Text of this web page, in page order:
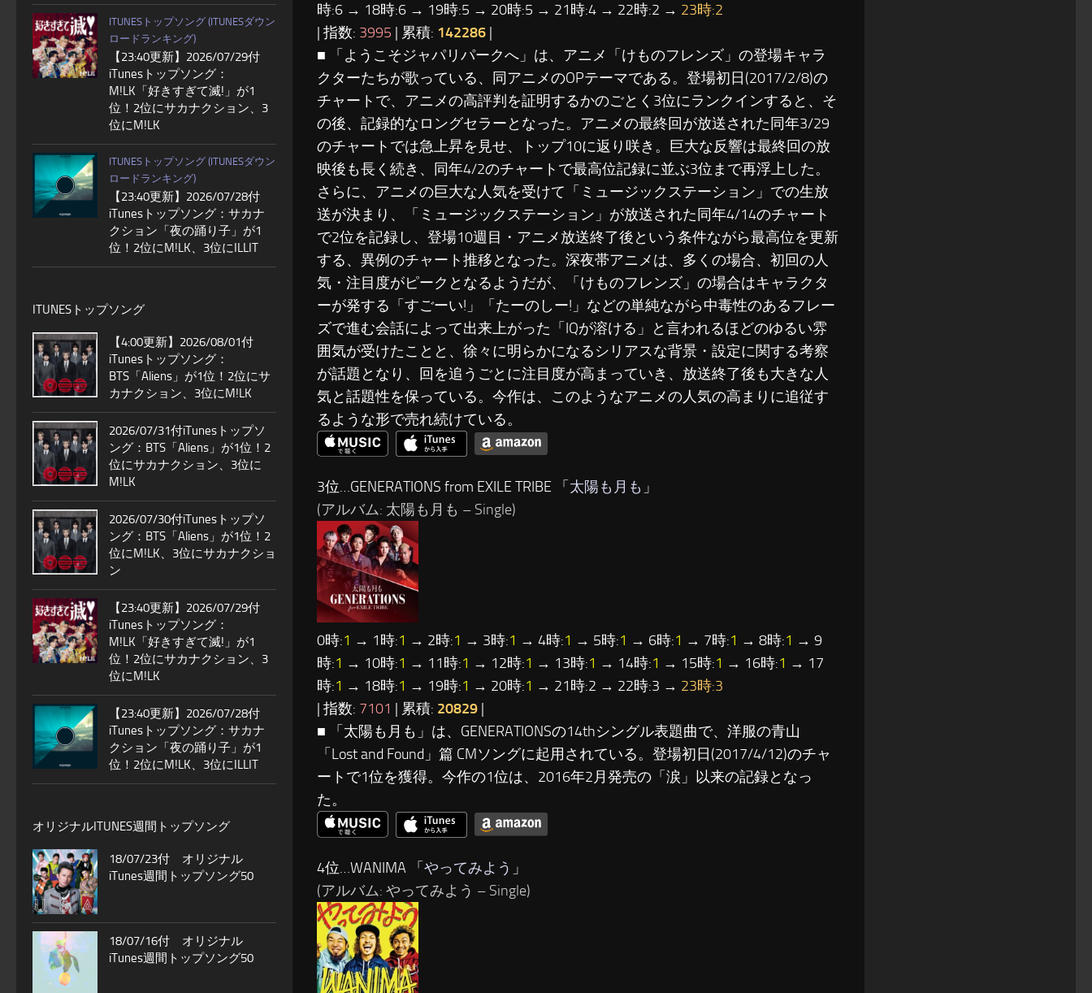
時:6 → 18時:6 → 19時:5 → 20時:5 → 21時:4 → 22時:2 → 23時:2
| 指数: 3995 | 累積: 142286 |
■ 「ようこそジャパリパークへ」は、アニメ「けものフレンズ」の登場キャラ
クターたちが歌っている、同アニメのOPテーマである。登場初日(2017/2/8)の
チャートで、アニメの高評判を証明するかのごとく3位にランクインすると、そ
の後、記録的なロングセラーとなった。アニメの最終回が放送された同年3/29
のチャートでは急上昇を見せ、トップ10に返り咲き。巨大な反響は最終回の放
映後も長く続き、同年4/2のチャートで最高位記録に並ぶ3位まで再浮上した。
さらに、アニメの巨大な人気を受けて「ミュージックステーション」での生放
送が決まり、「ミュージックステーション」が放送された同年4/14のチャート
で2位を記録し、登場10週目・アニメ放送終了後という条件ながら最高位を更新
する、異例のチャート推移となった。深夜帯アニメは、多くの場合、初回の人
気・注目度がピークとなるようだが、「けものフレンズ」の場合はキャラクタ
ーが発する 「すごーい!」「たーのしー!」 などの単純ながら中毒性のあるフレー
ズで進む会話によって出来上がった 「IQが溶ける」 と言われるほどのゆるい雰
囲気が受けたことと、徐々に明らかになるシリアスな背景・設定に関する考察
が話題となり、回を追うごとに注目度が高まっていき、放送終了後も大きな人
気と話題性を保っている。今作は、このようなアニメの人気の高まりに追従す
るような形で売れ続けている。
3位…GENERATIONS from EXILE TRIBE 「 太陽も月も 」
(アルバム: 太陽も月も – Single)
0時:1 → 1時:1 → 2時:1 → 3時:1 → 4時:1 → 5時:1 → 6時:1 → 7時:1 → 8時:1 → 9
時:1 → 10時:1 → 11時:1 → 12時:1 → 13時:1 → 14時:1 → 15時:1 → 16時:1 → 17
時:1 → 18時:1 → 19時:1 → 20時:1 → 21時:2 → 22時:3 → 23時:3
| 指数: 7101 | 累積: 20829 |
■ 「太陽も月も」は、GENERATIONSの14thシングル表題曲で、洋服の青山
「Lost and Found」篇 CMソングに起用されている。登場初日(2017/4/12)のチャ
ートで1位を獲得。今作の1位は、2016年2月発売の「涙」以来の記録となっ
た。
4位…WANIMA 「やってみよう 」
(アルバム: やってみよう – Single)
ITUNESトップソング (ITUNESダウン
ロードランキング)
【23:40更新】2026/07/29付
iTunesトップソング：
M!LK「好きすぎて滅!」が1
位！2位にサカナクション、3
位にM!LK
ITUNESトップソング (ITUNESダウン
ロードランキング)
【23:40更新】2026/07/28付
iTunesトップソング：サカナ
クション「夜の踊り子」が1
位！2位にM!LK、3位にILLIT
ITUNESトップソング
【4:00更新】2026/08/01付
iTunesトップソング：
BTS「Aliens」が1位！2位にサ
カナクション、3位にM!LK
2026/07/31付iTunesトップソ
ング：BTS「Aliens」が1位！2
位にサカナクション、3位に
M!LK
2026/07/30付iTunesトップソ
ング：BTS「Aliens」が1位！2
位にM!LK、3位にサカナクショ
ン
【23:40更新】2026/07/29付
iTunesトップソング：
M!LK「好きすぎて滅!」が1
位！2位にサカナクション、3
位にM!LK
【23:40更新】2026/07/28付
iTunesトップソング：サカナ
クション「夜の踊り子」が1
位！2位にM!LK、3位にILLIT
オリジナルITUNES週間トップソング
18/07/23付 オリジナル
iTunes週間トップソング50
18/07/16付 オリジナル
iTunes週間トップソング50